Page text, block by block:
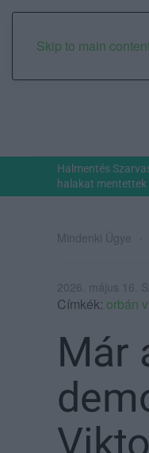
Skip to main
2026.
Halmentés
halakat mentettek
Mindenki Ügye
2026. május 16.
Címkék: orbán
Már